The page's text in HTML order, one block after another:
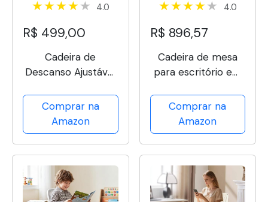
4.0
R$ 499,00
Cadeira de
Descanso Ajustável
Braços, Assento
Confortável, Base
Giratória com
Rodas FU,
Cores (Rosa)
Comprar na
Amazon
4.0
R$ 896,57
Cadeira de mesa
para escritório em
tecido de linho
moderno ajustável
giratória para
tarefas, cadeira de
rodas para quarto,...
Comprar na
Amazon